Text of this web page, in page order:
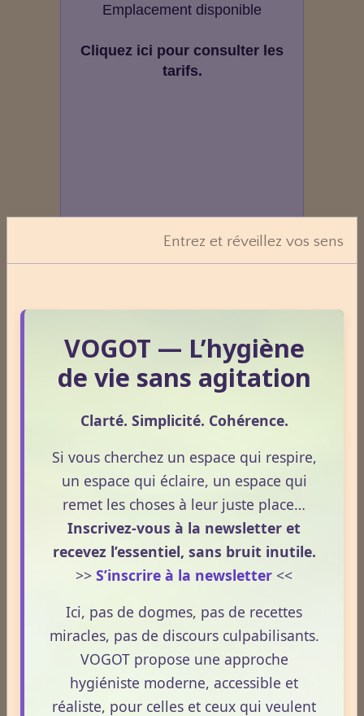
Emplacement disponible
Cliquez ici pour consulter les
tarifs.
Dossiers
Le Frêne commun
Le Sens des Maux
Le monde Merveilleux du Thé
Odeurs corporelles et transpiration.
Entrez et réveillez vos sens
VOGOT — L’hygiène
de vie sans agitation
Clarté. Simplicité. Cohérence.
Si vous cherchez un espace qui respire,
un espace qui éclaire, un espace qui
remet les choses à leur juste place…
Inscrivez-vous à la newsletter et
recevez l’essentiel, sans bruit inutile.
>> S’inscrire à la newsletter <<
Ici, pas de dogmes, pas de recettes
miracles, pas de discours culpabilisants.
VOGOT propose une approche
hygiéniste moderne, accessible et
réaliste, pour celles et ceux qui veulent